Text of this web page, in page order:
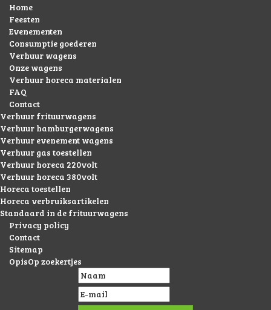
Home
Feesten
Evenementen
Consumptie goederen
Verhuur wagens
Onze wagens
Verhuur horeca materialen
FAQ
Contact
Verhuur frituurwagens
Verhuur hamburgerwagens
Verhuur evenement wagens
Verhuur gas toestellen
Verhuur horeca 220volt
Verhuur horeca 380volt
Horeca toestellen
Horeca verbruiksartikelen
Standaard in de frituurwagens
Privacy policy
Contact
Sitemap
OpisOp zoekertjes